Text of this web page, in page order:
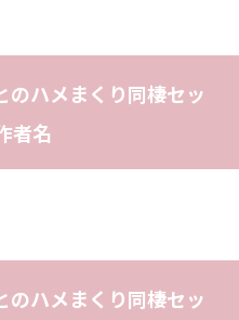
のハメまくり同棲セッ
者名
のハメまくり同棲セッ